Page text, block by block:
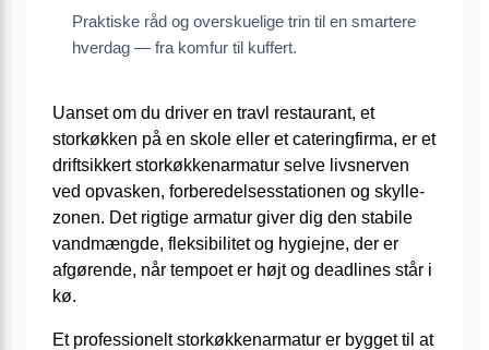
Praktiske råd og overskuelige trin til en smartere
hverdag — fra komfur til kuffert.
Uanset om du driver en travl restaurant, et
storkøkken på en skole eller et cateringfirma, er et
drift­sikkert storkøkkenarmatur selve livsnerven
ved opvasken, forberedelses­stationen og skylle­
zonen. Det rigtige armatur giver dig den stabile
vandmængde, fleksibilitet og hygiejne, der er
afgørende, når tempoet er højt og deadlines står i
kø.
Et professionelt storkøkkenarmatur er bygget til at